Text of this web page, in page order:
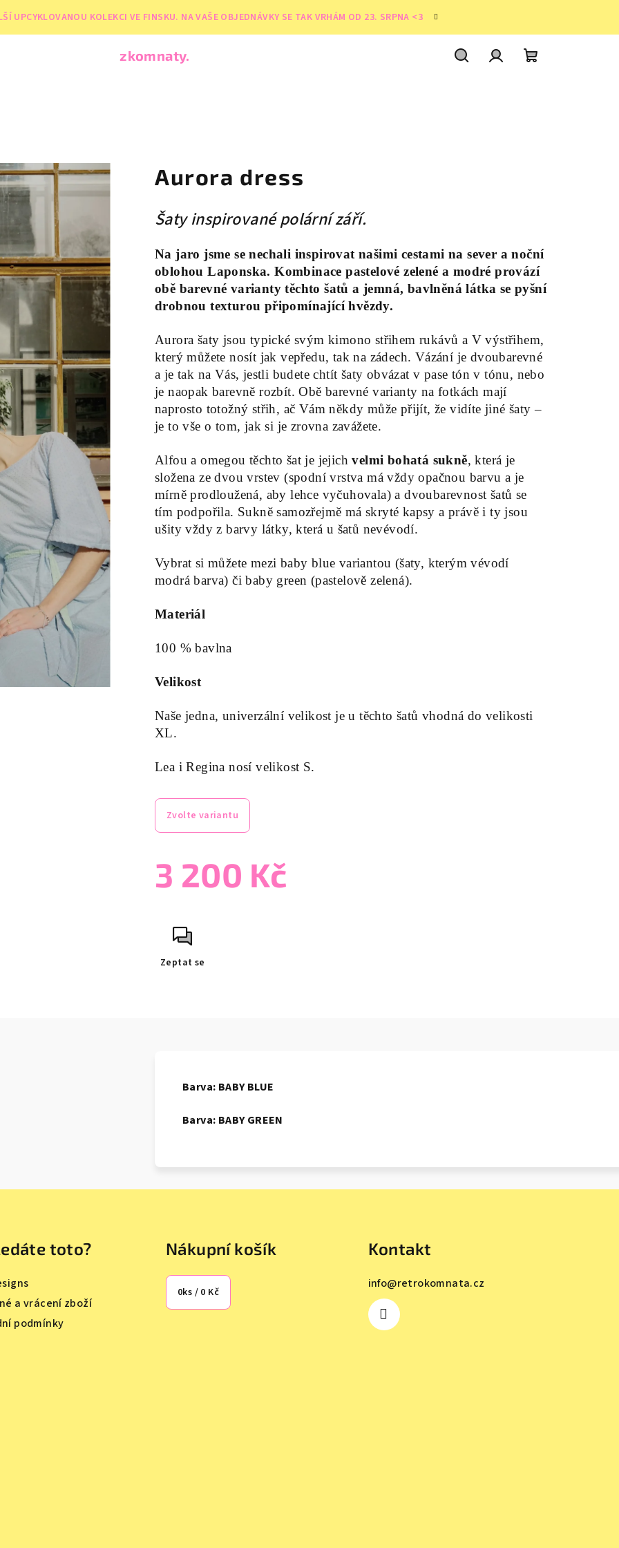
UPCYKLOVANOU KOLEKCI VE FINSKU. NA VAŠE OBJEDNÁVKY SE TAK VRHÁM OD 23. SRPNA <3
zkomnaty.
Aurora dress
Šaty inspirované polární září.
Na jaro jsme se nechali inspirovat našimi cestami na sever a noční
oblohou Laponska. Kombinace pastelové zelené a modré provází
obě barevné varianty těchto šatů a jemná, bavlněná látka se pyšní
drobnou texturou připomínající hvězdy.
Aurora šaty jsou typické svým kimono střihem rukávů a V výstřihem,
který můžete nosít jak vepředu, tak na zádech. Vázání je dvoubarevné
a je tak na Vás, jestli budete chtít šaty obvázat v pase tón v tónu, nebo
je naopak barevně rozbít. Obě barevné varianty na fotkách mají
naprosto totožný střih, ač Vám někdy může přijít, že vidíte jiné šaty –
je to vše o tom, jak si je zrovna zavážete.
Alfou a omegou těchto šat je jejichvelmi bohatá sukně, která je
složena ze dvou vrstev (spodní vrstva má vždy opačnou barvu a je
mírně prodloužená, aby lehce vyčuhovala) a dvoubarevnost šatů se
tím podpořila. Sukně samozřejmě má skryté kapsy a právě i ty jsou
ušity vždy z barvy látky, která u šatů nevévodí.
Vybrat si můžete mezi baby blue variantou (šaty, kterým vévodí
modrá barva) či baby green (pastelově zelená).
Materiál
100 % bavlna
Velikost
Naše jedna, univerzální velikost je u těchto šatů vhodná do velikosti
XL.
Lea i Regina nosí velikost S.
Zvolte variantu
3 200 Kč
cena:
Zeptat se
Barva: BABY BLUE
Barva: BABY GREEN
toto?
a vrácení zboží
podmínky
Nákupní košík
0ks / 0 Kč
Kontakt
info@retrokomnata.cz